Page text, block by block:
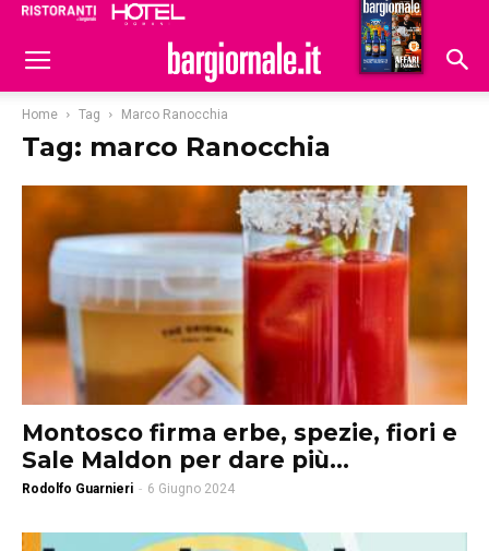
Hoteldomani
Home Tag Marco Ranocchia
Tag: marco Ranocchia
Montosco firma erbe, spezie, fiori e
Sale Maldon per dare più...
Rodolfo Guarnieri - 6 Giugno 2024